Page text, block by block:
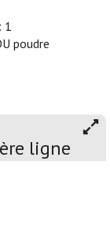
1
poudre
ligne